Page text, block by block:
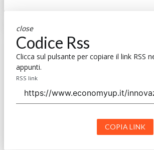
close
Codice Rss
Clicca sul pulsante per copiare il link RSS
appunti.
RSS link
COPIA LINK